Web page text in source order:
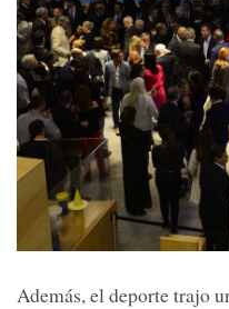
Además, el deporte trajo